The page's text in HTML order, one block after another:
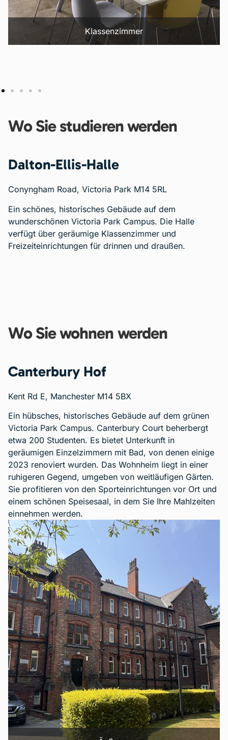
Klassenzimmer
Wo Sie studieren werden
Dalton-Ellis-Halle
Conyngham Road, Victoria Park M14 5RL
Ein schönes, historisches Gebäude auf dem
wunderschönen Victoria Park Campus. Die Halle
verfügt über geräumige Klassenzimmer und
Freizeiteinrichtungen für drinnen und draußen.
Wo Sie wohnen werden
Canterbury Hof
Kent Rd E, Manchester M14 5BX
Ein hübsches, historisches Gebäude auf dem grünen
Victoria Park Campus. Canterbury Court beherbergt
etwa 200 Studenten. Es bietet Unterkunft in
geräumigen Einzelzimmern mit Bad, von denen einige
2023 renoviert wurden. Das Wohnheim liegt in einer
ruhigeren Gegend, umgeben von weitläufigen Gärten.
Sie profitieren von den Sporteinrichtungen vor Ort und
einem schönen Speisesaal, in dem Sie Ihre Mahlzeiten
einnehmen werden.